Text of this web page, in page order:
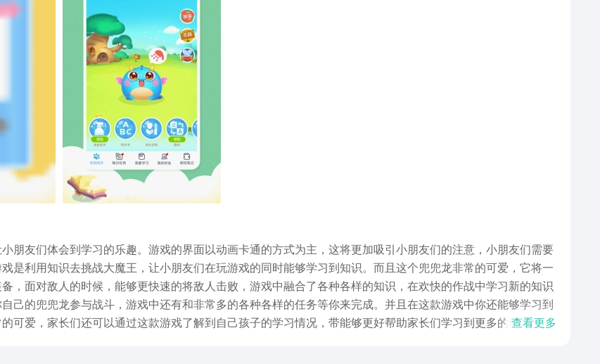
朋友们体会到学习的乐趣。游戏的界面以动画卡通的方式为主，这将更加吸引小朋友们的注意，小朋友们需要
是利用知识去挑战大魔王，让小朋友们在玩游戏的同时能够学习到知识。而且这个兜兜龙非常的可爱，它将一
，面对敌人的时候，能够更快速的将敌人击败，游戏中融合了各种各样的知识，在欢快的作战中学习新的知识
己的兜兜龙参与战斗，游戏中还有和非常多的各种各样的任务等你来完成。并且在这款游戏中你还能够学习到
可爱，家长们还可以通过这款游戏了解到自己孩子的学习情况，带能够更好帮助家长们学习到更多的幼儿教
查看更多